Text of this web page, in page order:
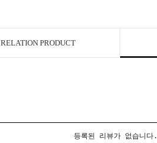
RELATION PRODUCT
등록된 리뷰가 없습니다.